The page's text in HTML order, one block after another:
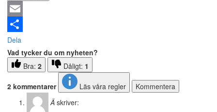
Email
Dela
Vad tycker du om nyheten?
Bra: 2 Dåligt: 1
2 kommentarer Läs våra regler
Kommentera
Ä skriver: